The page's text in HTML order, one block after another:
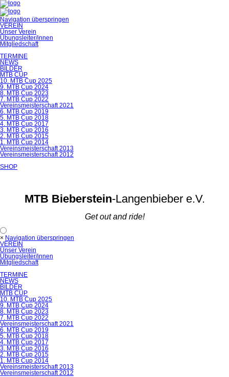
Navigation überspringen
VEREIN
Unser Verein
Übungsleiter/innen
Mitgliedschaft
TERMINE
NEWS
BILDER
MTB CUP
10. MTB Cup 2025
9. MTB Cup 2024
8. MTB Cup 2023
7. MTB Cup 2022
Vereinsmeisterschaft 2021
6. MTB Cup 2019
5. MTB Cup 2018
4. MTB Cup 2017
3. MTB Cup 2016
2. MTB Cup 2015
1. MTB Cup 2014
Vereinsmeisterschaft 2013
Vereinsmeisterschaft 2012
SHOP
MTB Bieberstein-Langenbieber e.V.
Get out and ride!
× Navigation überspringen
VEREIN
Unser Verein
Übungsleiter/innen
Mitgliedschaft
TERMINE
NEWS
BILDER
MTB CUP
10. MTB Cup 2025
9. MTB Cup 2024
8. MTB Cup 2023
7. MTB Cup 2022
Vereinsmeisterschaft 2021
6. MTB Cup 2019
5. MTB Cup 2018
4. MTB Cup 2017
3. MTB Cup 2016
2. MTB Cup 2015
1. MTB Cup 2014
Vereinsmeisterschaft 2013
Vereinsmeisterschaft 2012